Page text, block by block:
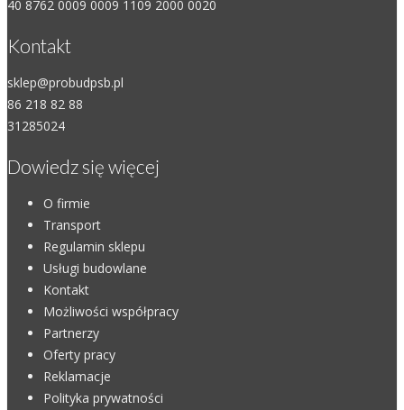
40 8762 0009 0009 1109 2000 0020
Kontakt
sklep@probudpsb.pl
86 218 82 88
31285024
Dowiedz się więcej
O firmie
Transport
Regulamin sklepu
Usługi budowlane
Kontakt
Możliwości współpracy
Partnerzy
Oferty pracy
Reklamacje
Polityka prywatności